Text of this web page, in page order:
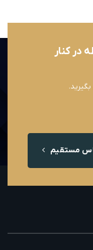
در کنار
مستقیم